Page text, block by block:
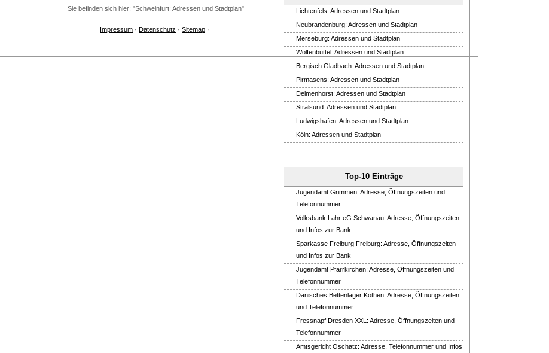
Lichtenfels: Adressen und Stadtplan
Neubrandenburg: Adressen und Stadtplan
Merseburg: Adressen und Stadtplan
Wolfenbüttel: Adressen und Stadtplan
Bergisch Gladbach: Adressen und Stadtplan
Pirmasens: Adressen und Stadtplan
Delmenhorst: Adressen und Stadtplan
Stralsund: Adressen und Stadtplan
Ludwigshafen: Adressen und Stadtplan
Köln: Adressen und Stadtplan
Top-10 Einträge
Jugendamt Grimmen: Adresse, Öffnungszeiten und
Telefonnummer
Volksbank Lahr eG Schwanau: Adresse, Öffnungszeiten
und Infos zur Bank
Sparkasse Freiburg Freiburg: Adresse, Öffnungszeiten
und Infos zur Bank
Jugendamt Pfarrkirchen: Adresse, Öffnungszeiten und
Telefonnummer
Dänisches Bettenlager Köthen: Adresse, Öffnungszeiten
und Telefonnummer
Fressnapf Dresden XXL: Adresse, Öffnungszeiten und
Telefonnummer
Amtsgericht Oschatz: Adresse, Telefonnummer und Infos
Sie befinden sich hier: "Schweinfurt: Adressen und Stadtplan"
Impressum · Datenschutz · Sitemap ·